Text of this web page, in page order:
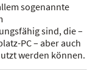
sogenannte
sind, die –
PC – aber auch
werden können.